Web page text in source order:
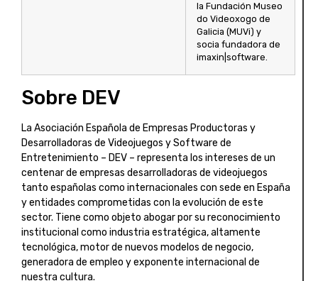
la Fundación Museo
do Videoxogo de
Galicia (MUVi) y
socia fundadora de
imaxin|software.
Sobre DEV
La Asociación Española de Empresas Productoras y
Desarrolladoras de Videojuegos y Software de
Entretenimiento – DEV – representa los intereses de un
centenar de empresas desarrolladoras de videojuegos
tanto españolas como internacionales con sede en España
y entidades comprometidas con la evolución de este
sector. Tiene como objeto abogar por su reconocimiento
institucional como industria estratégica, altamente
tecnológica, motor de nuevos modelos de negocio,
generadora de empleo y exponente internacional de
nuestra cultura.